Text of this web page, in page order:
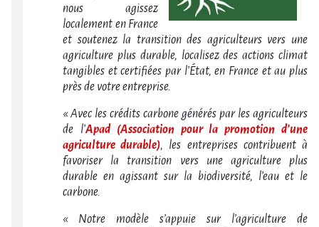
nous agissez
localement en France
et soutenez la transition des agriculteurs vers une
agriculture plus durable, localisez des actions climat
tangibles et certifiées par l’État, en France et au plus
près de votre entreprise.
« Avec les crédits carbone générés par les agriculteurs
de l’Apad (Association pour la promotion d’une
agriculture durable), les entreprises contribuent à
favoriser la transition vers une agriculture plus
durable en agissant sur la biodiversité, l’eau et le
carbone.
« Notre modèle s’appuie sur l’agriculture de